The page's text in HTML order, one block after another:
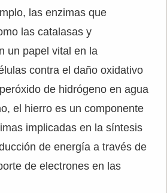
las enzimas que
las catalasas y
un papel vital en la
contra el daño oxidativo
de hidrógeno en agua
el hierro es un componente
implicadas en la síntesis
de energía a través de
de electrones en las